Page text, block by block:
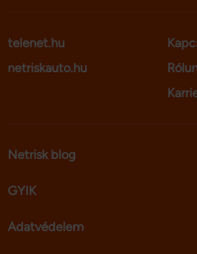
telenet.hu
netriskauto.hu
Netrisk blog
GYIK
Adatvédelem